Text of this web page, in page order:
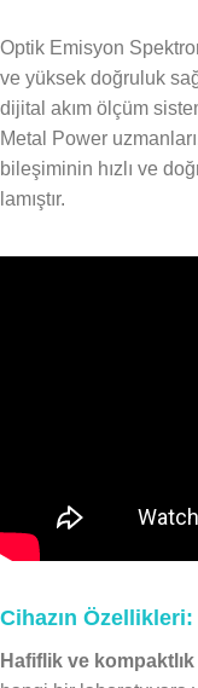
Optik Emisyon
ve yüksek doğruluk
dijital akım ölçüm
Metal Power
bileşiminin hızlı ve
lamıştır.
Cihazın Özellikleri:
Hafiflik ve kompaktlık